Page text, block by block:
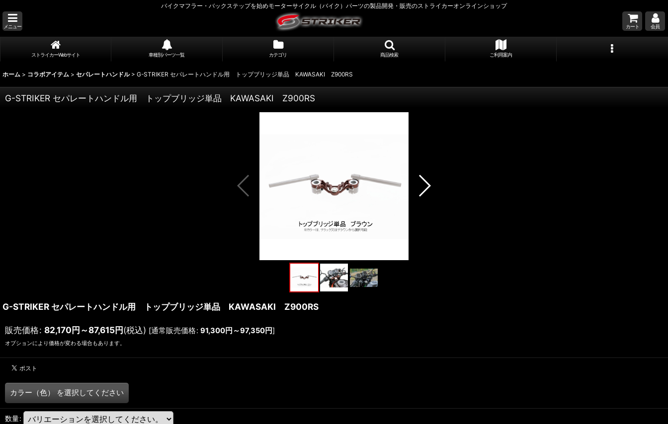
バイクマフラー・バックステップを始めモーターサイクル（バイク）パーツの製品開発・販売のストライカーオンラインショップ
メニュー カート 会員
ストライカーWebサイト 車種別パーツ一覧 カテゴリ 商品検索 ご利用案内
ホーム > コラボアイテム > セパレートハンドル > G-STRIKER セパレートハンドル用 トップブリッジ単品 KAWASAKI Z900RS
G-STRIKER セパレートハンドル用 トップブリッジ単品 KAWASAKI Z900RS
G-STRIKER セパレートハンドル用 トップブリッジ単品 KAWASAKI Z900RS
販売価格: 82,170円～87,615円(税込) [通常販売価格: 91,300円 ～97,350円]
オプションにより価格が変わる場合もあります。
カラー（色） を選択してください
数量: